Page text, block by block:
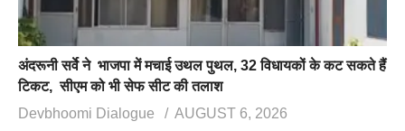
अंदरूनी सर्वे ने भाजपा में मचाई उथल पुथल, 32 विधायकों के कट सकते हैं
टिकट, सीएम को भी सेफ सीट की तलाश
Devbhoomi Dialogue
AUGUST 6, 2026